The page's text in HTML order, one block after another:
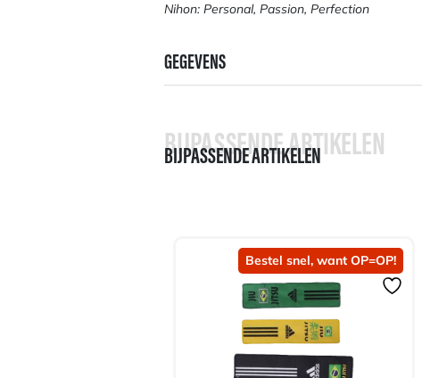
Nihon: Personal, Passion, Perfection
GEGEVENS
BIJPASSENDE ARTIKELEN
BIJPASSENDE ARTIKELEN
Bestel snel, want OP=OP!